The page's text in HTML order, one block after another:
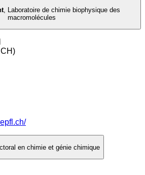
, Laboratoire de chimie biophysique des
macromolécules
en chimie et génie chimique